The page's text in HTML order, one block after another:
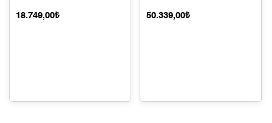
18.749,00₺ 50.339,00₺